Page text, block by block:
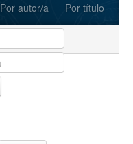
Por autor/a Por título